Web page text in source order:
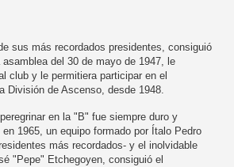
sus más recordados presidentes, consiguió
del 30 de mayo de 1947, le
club y le permitiera participar en el
División de Ascenso, desde 1948.
en la "B" fue siempre duro y
1965, un equipo formado por Ítalo Pedro
más recordados- y el inolvidable
"Pepe" Etchegoyen, consiguió el